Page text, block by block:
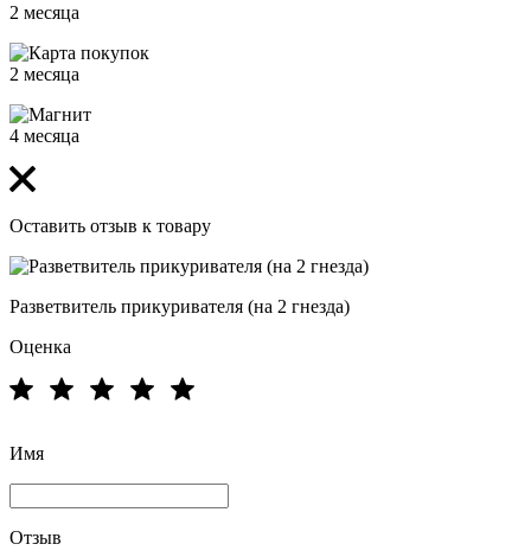
2 месяца
2 месяца
4 месяца
Оставить отзыв к товару
Разветвитель прикуривателя (на 2 гнезда)
Оценка
Имя
Отзыв